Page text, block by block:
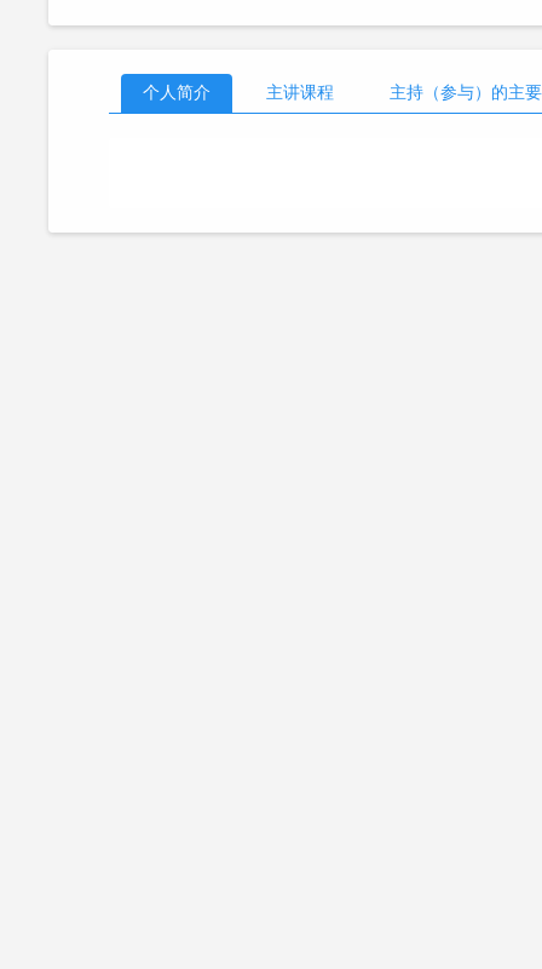
个人简介 主讲课程 主持（参与）的主